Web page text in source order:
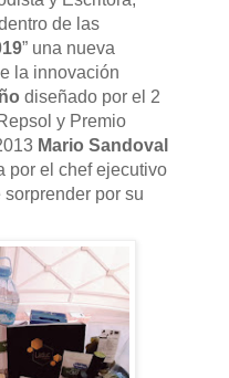
de las
” una nueva
la innovación
diseñado por el 2
y Premio
Mario Sandoval
por el chef ejecutivo
por su